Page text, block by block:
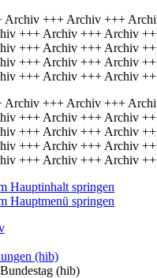
Archiv +++ Archiv +++
+++ Archiv +++ Archiv
+++ Archiv +++ Archiv
+++ Archiv +++ Archiv
+++ Archiv +++ Archiv
Archiv +++ Archiv +++
+++ Archiv +++ Archiv
+++ Archiv +++ Archiv
+++ Archiv +++ Archiv
+++ Archiv +++ Archiv
Hauptinhalt springen
Hauptmenü springen
(hib)
(hib)